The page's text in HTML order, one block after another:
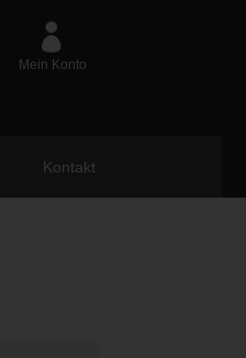
Mein Konto
Kontakt